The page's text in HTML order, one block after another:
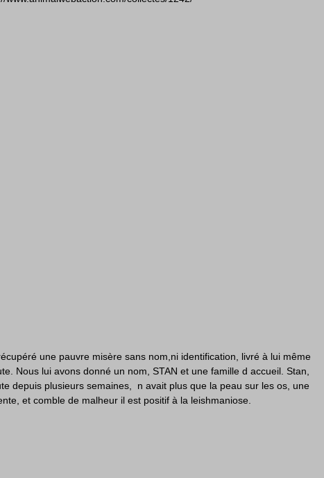
une pauvre misère sans nom,ni identification, livré à lui même
Nous lui avons donné un nom, STAN et une famille d accueil. Stan,
depuis plusieurs semaines,  n avait plus que la peau sur les os, une
et comble de malheur il est positif à la leishmaniose.